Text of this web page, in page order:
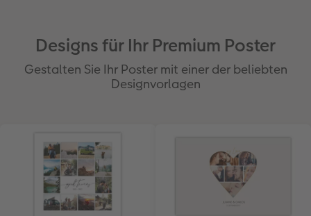
Designs für Ihr Premium Poster
Gestalten Sie Ihr Poster mit einer der beliebten
Designvorlagen